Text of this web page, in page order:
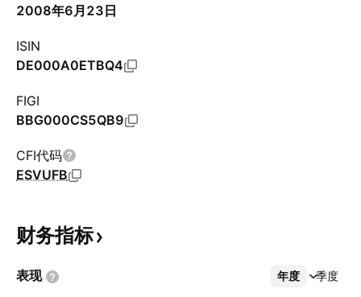
2008年6月23日
ISIN
DE000A0ETBQ4
FIGI
BBG000CS5QB9
CFI代码
ESVUFB
财务指标
表现 年度 季度
更多